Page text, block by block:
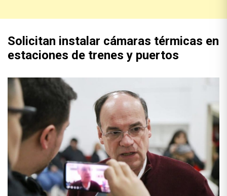
Solicitan instalar cámaras térmicas en
estaciones de trenes y puertos